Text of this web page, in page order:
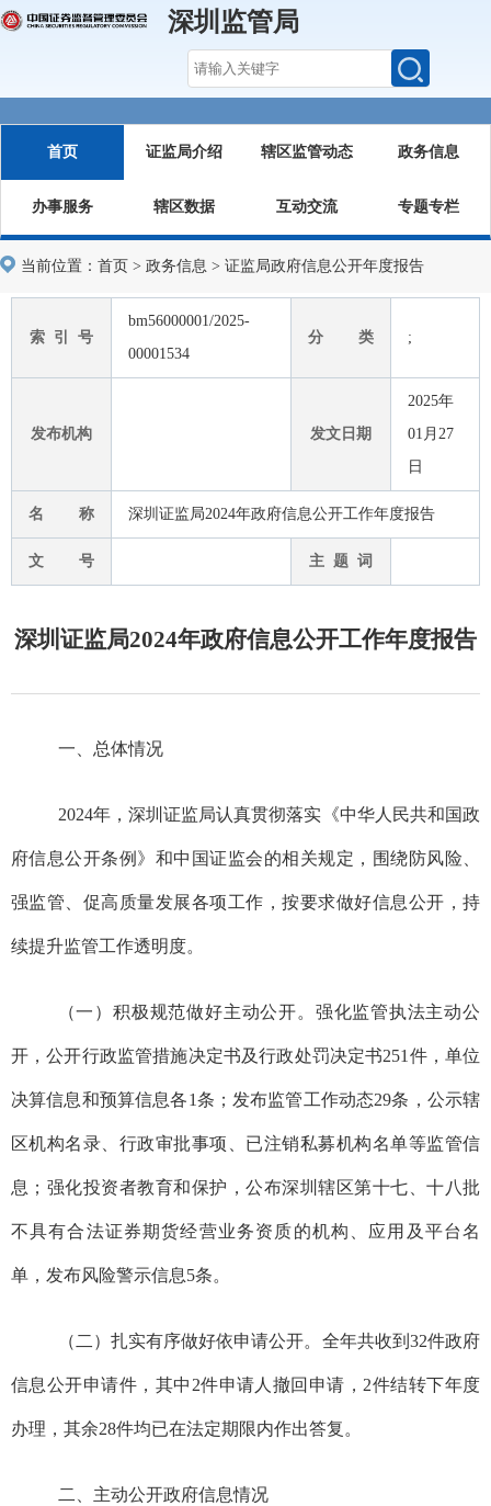
深圳监管局
首页 证监局介绍 辖区监管动态 政务信息
办事服务 辖区数据 互动交流 专题专栏
当前位置： 首页 > 政务信息 > 证监局政府信息公开年度报告
索 引 号
bm56000001/2025-
00001534
分 类 ;
发布机构 发文日期
2025年
01月27
日
名 称 深圳证监局2024年政府信息公开工作年度报告
文 号 主 题 词
深圳证监局2024年政府信息公开工作年度报告
一、总体情况
2024年，深圳证监局认真贯彻落实《中华人民共和国政
府信息公开条例》 和中国证监会的相关规定 ， 围绕防风险、
强监管、促高质量发展各项工作 ，按要求做好信息公开，持
续提升监管工作透明度。
（一） 积极规范做好主动公开。 强化监管执法主动公
开，公开行政监管措施决定书及行政处罚决定书251件，单位
决算信息和预算信息各1条；发布监管工作动态29条，公示辖
区机构名录、行政审批事项、 已注销私募机构名单等监管信
息；强化投资者教育和保护，公布深圳辖区第十七、十八批
不具有合法证券期货经营业务资质的机构、应用及平台名
单，发布风险警示信息5条。
（二）扎实有序做好依申请公开。 全年共收到 32件政府
信息公开申请件，其中2件申请人撤回申请，2件结转下年度
办理，其余28件均已在法定期限内作出答复。
二、主动公开政府信息情况